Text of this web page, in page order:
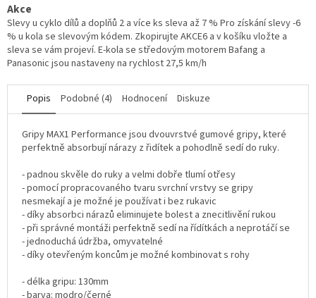
Akce
Slevy u cyklo dílů a doplňů 2 a více ks sleva až 7 % Pro získání slevy -6
% u kola se slevovým kódem. Zkopirujte AKCE6 a v košíku vložte a
sleva se vám projeví. E-kola se středovým motorem Bafang a
Panasonic jsou nastaveny na rychlost 27,5 km/h
Popis Podobné (4) Hodnocení Diskuze
Gripy MAX1 Performance jsou dvouvrstvé gumové gripy, které
perfektně absorbují nárazy z řidítek a pohodlně sedí do ruky.
- padnou skvěle do ruky a velmi dobře tlumí otřesy
- pomocí propracovaného tvaru svrchní vrstvy se gripy
nesmekají a je možné je používat i bez rukavic
- díky absorbci nárazů eliminujete bolest a znecitlivění rukou
- při správné montáži perfektně sedí na řídítkách a neprotáčí se
- jednoduchá údržba, omyvatelné
- díky otevřeným koncům je možné kombinovat s rohy
- délka gripu: 130mm
- barva: modro/černé